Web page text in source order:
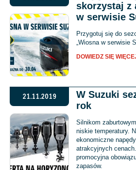
skorzystaj z
w serwisie
Przygotuj się do
„Wiosna w serwisie
DOWIEDZ SIĘ
21.11.2019
W Suzuki
rok
Silnikom
niskie temperatury.
ekonomiczne
atrakcyjnych
promocyjna
zapasów.